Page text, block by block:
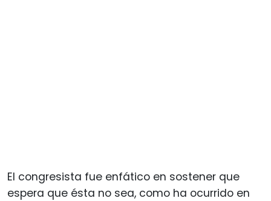
El congresista fue enfático en sostener que
espera que ésta no sea, como ha ocurrido en